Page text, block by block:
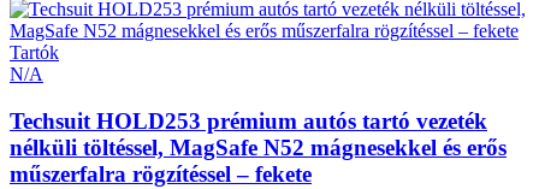
Tartók
N/A
Techsuit HOLD253 prémium autós tartó vezeték
nélküli töltéssel, MagSafe N52 mágnesekkel és erős
műszerfalra rögzítéssel – fekete